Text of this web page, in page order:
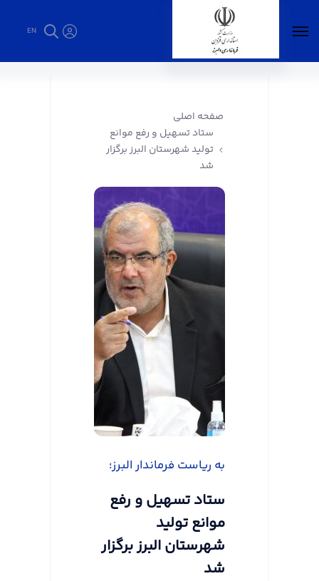
EN
صفحه اصلی
ستاد تسهیل و رفع موانع
تولید شهرستان البرز برگزار
شد
به ریاست فرماندار البرز؛
ستاد تسهیل و رفع
موانع تولید
شهرستان البرز برگزار
شد